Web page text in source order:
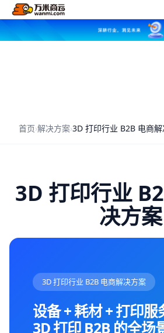
首页›解决方案›3D 打印行业 B2B 电商
3D 打印行业
决方案
3D 打印行业 B2B 电商解决方案
设备 + 耗材 + 打印服
3D 打印 B2B 的全场